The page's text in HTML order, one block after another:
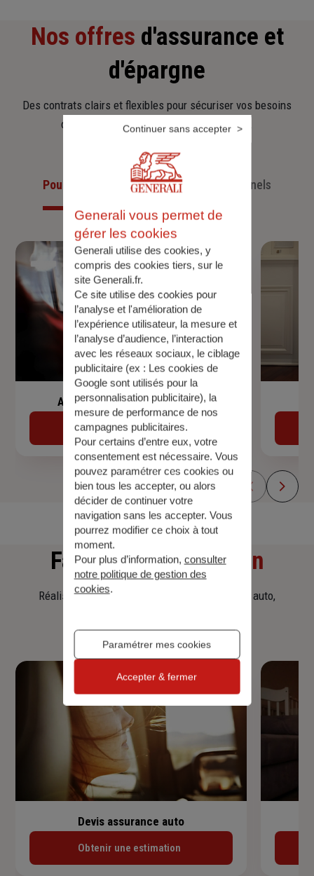
Nos offres d'assurance et
d'épargne
Des contrats clairs et flexibles pour sécuriser vos besoins
d’aujourd’hui et anticiper ceux de demain.
Pour les particuliersPour les professionnels
Assurance de prêt immobilier
Découvrir
Faitesune simulation
Réalisez une simulation tarifaire d'assurance, auto,
Devis assurance auto
Obtenir une estimation
Generali vous permet de
gérer les cookies
Generali utilise des cookies, y
compris des cookies tiers, sur le
site Generali.fr.
Ce site utilise des cookies pour
l’analyse et l'amélioration de
l’expérience utilisateur, la mesure et
l’analyse d’audience, l’interaction
avec les réseaux sociaux, le ciblage
publicitaire (ex : Les cookies de
Google sont utilisés pour la
personnalisation publicitaire), la
mesure de performance de nos
campagnes publicitaires.
Pour certains d’entre eux, votre
consentement est nécessaire. Vous
pouvez paramétrer ces cookies ou
bien tous les accepter, ou alors
décider de continuer votre
navigation sans les accepter. Vous
pourrez modifier ce choix à tout
moment.
Pour plus d’information, consulter
notre politique de gestion des
cookies.
Paramétrer mes cookies
Continuer sans accepter
Accepter & fermer